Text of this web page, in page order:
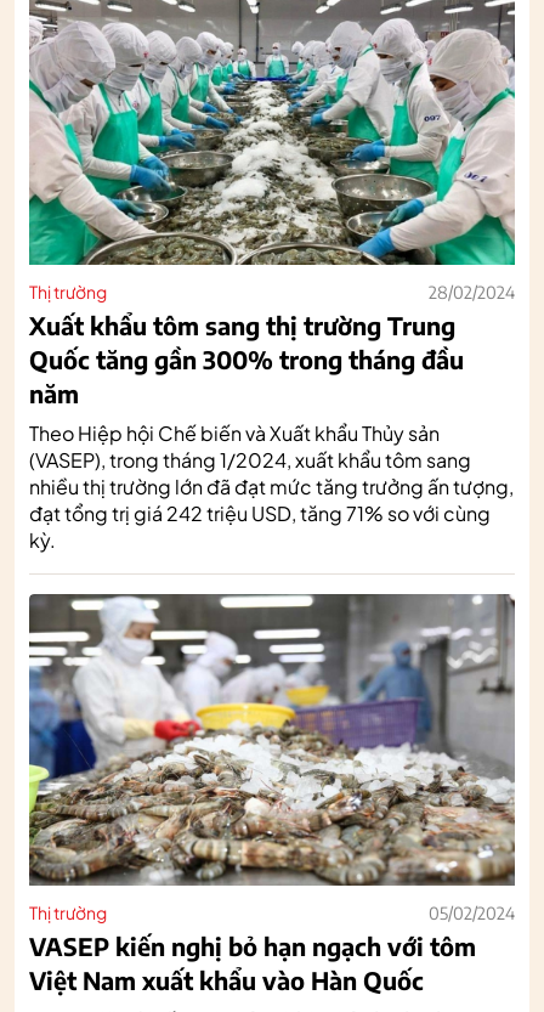
Thị trường 28/02/2024
Xuất khẩu tôm sang thị trường Trung
Quốc tăng gần 300% trong tháng đầu
năm
Theo Hiệp hội Chế biến và Xuất khẩu Thủy sản
(VASEP), trong tháng 1/2024, xuất khẩu tôm sang
nhiều thị trường lớn đã đạt mức tăng trưởng ấn tượng,
đạt tổng trị giá 242 triệu USD, tăng 71% so với cùng
kỳ.
Thị trường 05/02/2024
VASEP kiến nghị bỏ hạn ngạch với tôm
Việt Nam xuất khẩu vào Hàn Quốc